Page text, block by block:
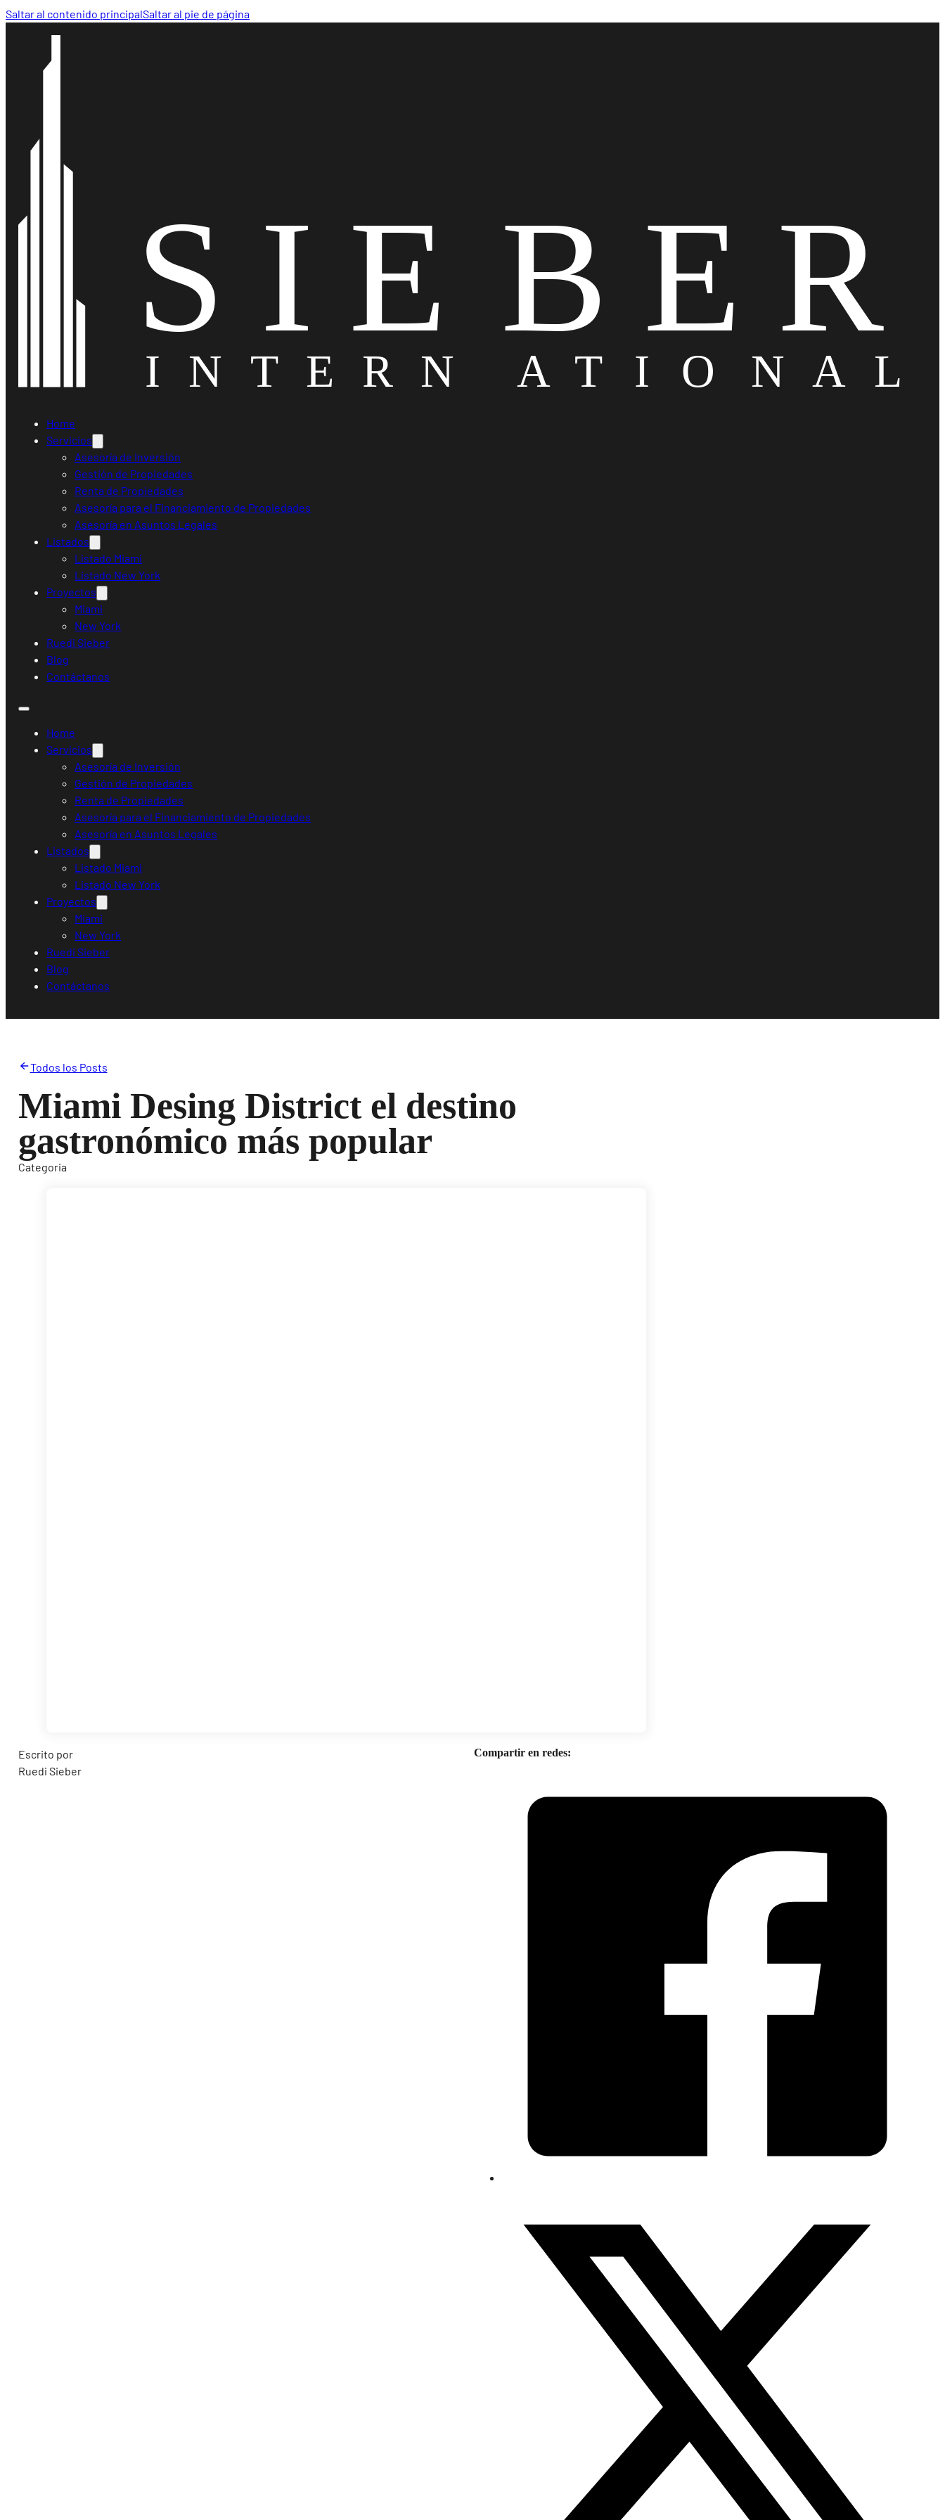
Saltar al contenido principalSaltar al pie de página
Home
Servicios
Asesoría de Inversión
Gestión de Propiedades
Renta de Propiedades
Asesoría para el Financiamiento de Propiedades
Asesoría en Asuntos Legales
Listados
Listado Miami
Listado New York
Proyectos
Miami
New York
Ruedi Sieber
Blog
Contáctanos
Home
Servicios
Asesoría de Inversión
Gestión de Propiedades
Renta de Propiedades
Asesoría para el Financiamiento de Propiedades
Asesoría en Asuntos Legales
Listados
Listado Miami
Listado New York
Proyectos
Miami
New York
Ruedi Sieber
Blog
Contáctanos
Todos los Posts
Miami Desing District el destino
gastronómico más popular
Categoria
Escrito por
Ruedi Sieber
Compartir en redes: